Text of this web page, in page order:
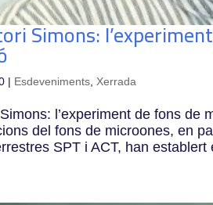
Simons:
| Esdeveniments Xerrada
l’experiment de fons de
del fons de microones, en
SPT i ACT, han establert